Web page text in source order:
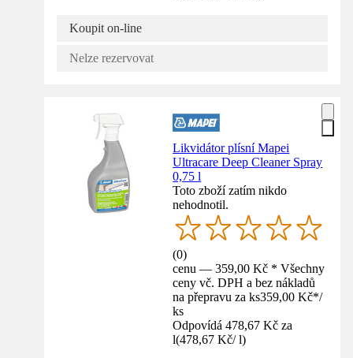
Koupit on-line
Nelze rezervovat
Likvidátor plísní Mapei
Ultracare Deep Cleaner Spray
0,75 l
Toto zboží zatím nikdo
nehodnotil.
(0)
cenu — 359,00 Kč * Všechny
ceny vč. DPH a bez nákladů
na přepravu za ks359,00 Kč*/
ks
Odpovídá 478,67 Kč za
l(478,67 Kč/ l)